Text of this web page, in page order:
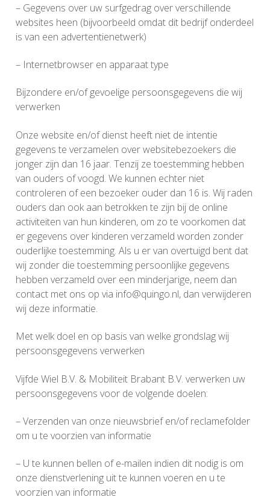
– Gegevens over uw surfgedrag over verschillende
websites heen (bijvoorbeeld omdat dit bedrijf onderdeel
is van een advertentienetwerk)
– Internetbrowser en apparaat type
Bijzondere en/of gevoelige persoonsgegevens die wij
verwerken
Onze website en/of dienst heeft niet de intentie
gegevens te verzamelen over websitebezoekers die
jonger zijn dan 16 jaar. Tenzij ze toestemming hebben
van ouders of voogd. We kunnen echter niet
controleren of een bezoeker ouder dan 16 is. Wij raden
ouders dan ook aan betrokken te zijn bij de online
activiteiten van hun kinderen, om zo te voorkomen dat
er gegevens over kinderen verzameld worden zonder
ouderlijke toestemming. Als u er van overtuigd bent dat
wij zonder die toestemming persoonlijke gegevens
hebben verzameld over een minderjarige, neem dan
contact met ons op via info@quingo.nl, dan verwijderen
wij deze informatie.
Met welk doel en op basis van welke grondslag wij
persoonsgegevens verwerken
Vijfde Wiel B.V. & Mobiliteit Brabant B.V. verwerken uw
persoonsgegevens voor de volgende doelen:
– Verzenden van onze nieuwsbrief en/of reclamefolder
om u te voorzien van informatie
– U te kunnen bellen of e-mailen indien dit nodig is om
onze dienstverlening uit te kunnen voeren en u te
voorzien van informatie